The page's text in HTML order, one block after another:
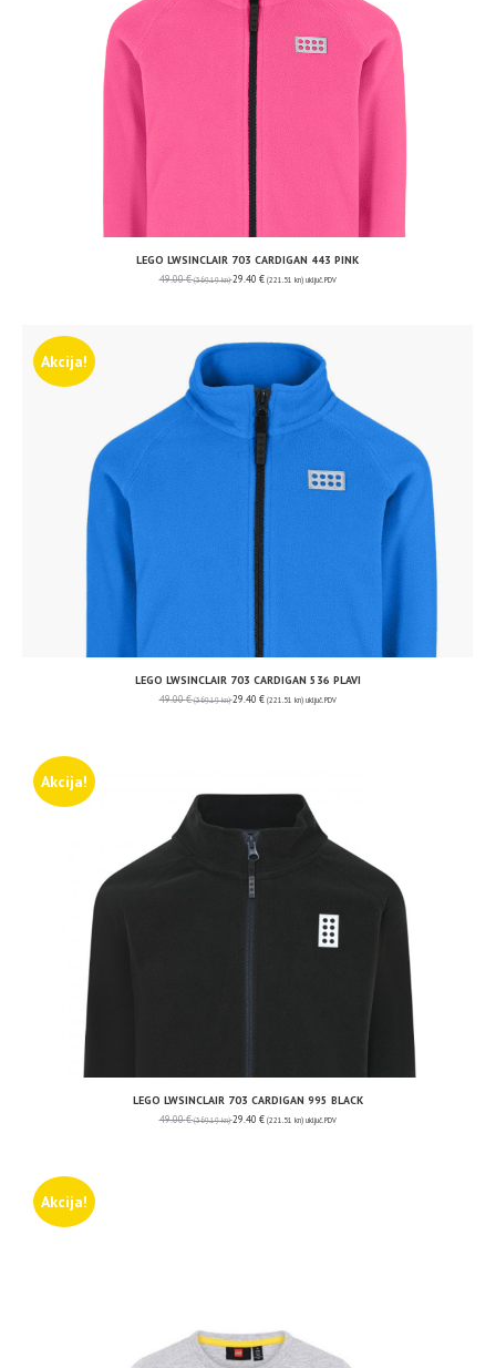
LEGO LWSINCLAIR 703 CARDIGAN 443 PINK
49.00€ (369.19 kn) 29.40 € (221.51 kn) uključ. PDV
Akcija!
LEGO LWSINCLAIR 703 CARDIGAN 536 PLAVI
49.00€ (369.19 kn) 29.40 € (221.51 kn) uključ. PDV
Akcija!
LEGO LWSINCLAIR 703 CARDIGAN 995 BLACK
49.00€ (369.19 kn) 29.40 € (221.51 kn) uključ. PDV
Akcija!